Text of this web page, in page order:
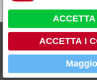
ACCETTA I
Galeno Sistemi s.r.l via
Comeana (PO) Tel 055